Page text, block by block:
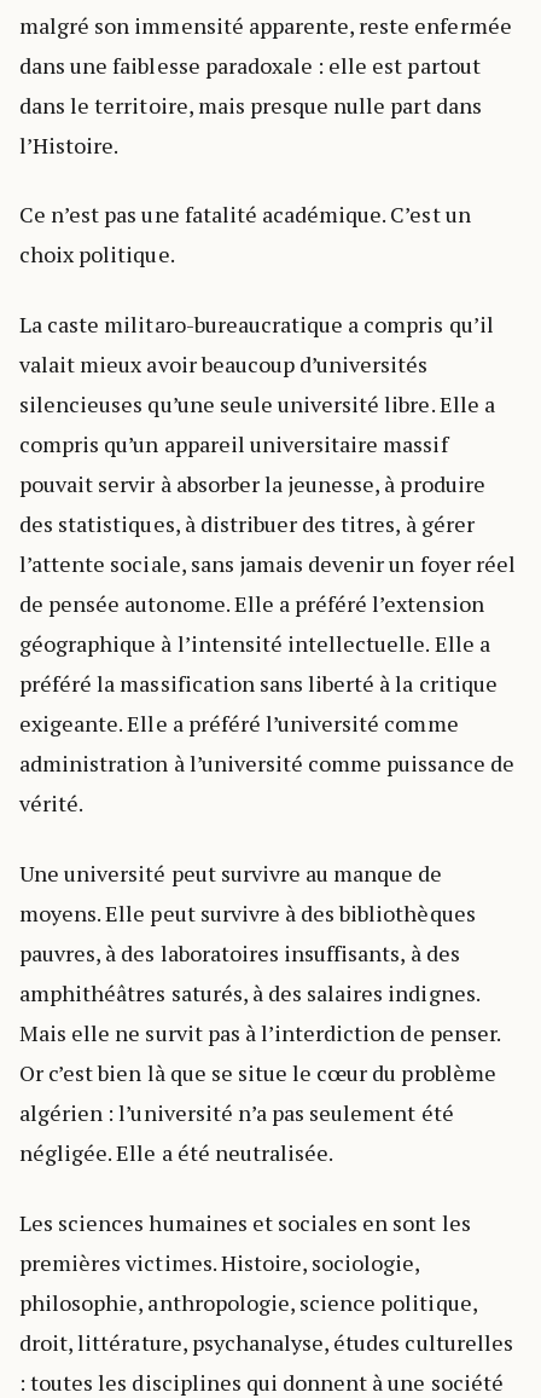
malgré son immensité apparente, reste enfermée
dans une faiblesse paradoxale : elle est partout
dans le territoire, mais presque nulle part dans
l’Histoire.
Ce n’est pas une fatalité académique. C’est un
choix politique.
La caste militaro-bureaucratique a compris qu’il
valait mieux avoir beaucoup d’universités
silencieuses qu’une seule université libre. Elle a
compris qu’un appareil universitaire massif
pouvait servir à absorber la jeunesse, à produire
des statistiques, à distribuer des titres, à gérer
l’attente sociale, sans jamais devenir un foyer réel
de pensée autonome. Elle a préféré l’extension
géographique à l’intensité intellectuelle. Elle a
préféré la massification sans liberté à la critique
exigeante. Elle a préféré l’université comme
administration à l’université comme puissance de
vérité.
Une université peut survivre au manque de
moyens. Elle peut survivre à des bibliothèques
pauvres, à des laboratoires insuffisants, à des
amphithéâtres saturés, à des salaires indignes.
Mais elle ne survit pas à l’interdiction de penser.
Or c’est bien là que se situe le cœur du problème
algérien : l’université n’a pas seulement été
négligée. Elle a été neutralisée.
Les sciences humaines et sociales en sont les
premières victimes. Histoire, sociologie,
philosophie, anthropologie, science politique,
droit, littérature, psychanalyse, études culturelles
: toutes les disciplines qui donnent à une société